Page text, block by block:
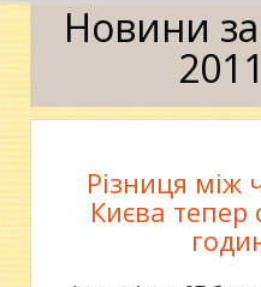
Новини
Різниця між
Києва тепер